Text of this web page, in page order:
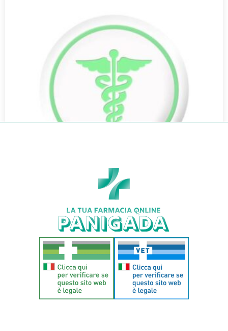
DUODET PHARCOS 400ML
€19,90€18,69
Aggiungi al carrello